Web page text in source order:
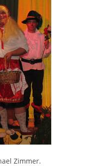
Zimmer.